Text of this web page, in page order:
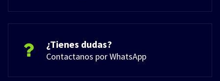
¿Tienes dudas?
Contactanos por WhatsApp